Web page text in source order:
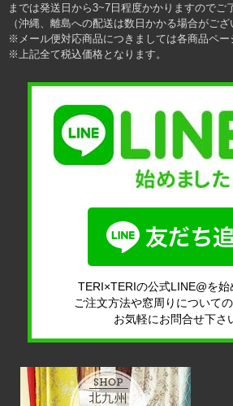
までは発送日から3~7日程度かかりますのでご
（沖縄、離島への配送は数日かかる場合がござ
※メール便対応商品につきましては各商品ペ
※上記全て税込価格となります。
TERI×TERIの公式LINE@を始
ご注文方法や窓周りについて
お気軽にお問合せ下さ